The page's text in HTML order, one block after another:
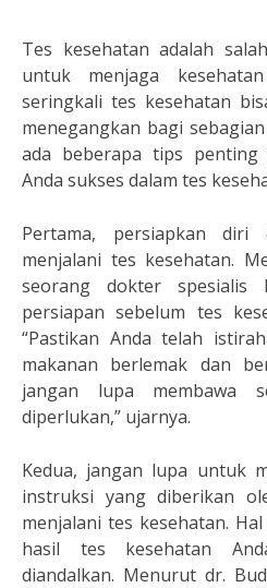
Tes kesehatan adalah
untuk menjaga
seringkali tes kesehatan
menegangkan bagi
ada beberapa tips penting
Anda sukses dalam tes
Pertama, persiapkan diri
menjalani tes kesehatan.
seorang dokter spesialis
persiapan sebelum tes
“Pastikan Anda telah
makanan berlemak dan
jangan lupa membawa
diperlukan,” ujarnya.
Kedua, jangan lupa untuk
instruksi yang diberikan
menjalani tes kesehatan.
hasil tes kesehatan
diandalkan. Menurut dr.